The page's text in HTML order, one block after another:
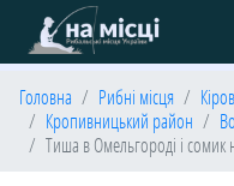
Головна Рибні місця
Кропивницький район
Тиша в Омельгороді і сомик